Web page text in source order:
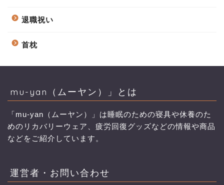
退職祝い
首枕
mu-yan（ムーヤン）」とは
「mu-yan（ムーヤン）」は睡眠のための寝具や休養のた
めのリカバリーウェア、疲労回復グッズなどの情報や商品
などをご紹介しています。
運営者・お問い合わせ